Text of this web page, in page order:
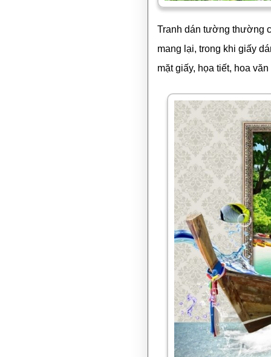
Tranh dán tường thường
mang lại, trong khi giấy
mặt giấy, họa tiết, hoa